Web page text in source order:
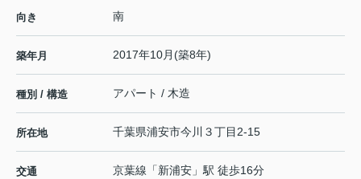
向き 南
築年月 2017年10月(築8年)
種別 / 構造 アパート / 木造
所在地 千葉県浦安市今川 ３丁目2-15
交通 京葉線 「新浦安 」駅 徒歩16分